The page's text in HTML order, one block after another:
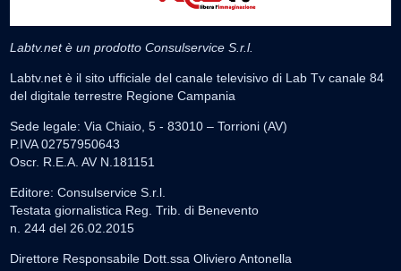
Labtv.net è un prodotto Consulservice S.r.l.
Labtv.net è il sito ufficiale del canale televisivo di Lab Tv canale 84
del digitale terrestre Regione Campania
Sede legale: Via Chiaio, 5 - 83010 – Torrioni (AV)
P.IVA 02757950643
Oscr. R.E.A. AV N.181151
Editore: Consulservice S.r.l.
Testata giornalistica Reg. Trib. di Benevento
n. 244 del 26.02.2015
Direttore Responsabile Dott.ssa Oliviero Antonella